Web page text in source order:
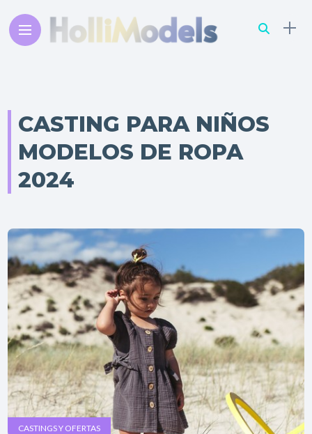
CASTING PARA NIÑOS
MODELOS DE ROPA
2024
CASTINGS Y OFERTAS